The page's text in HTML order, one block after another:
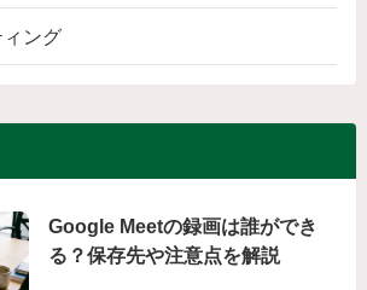
ング
Google Meetの録画は誰ができ
る？保存先や注意点を解説